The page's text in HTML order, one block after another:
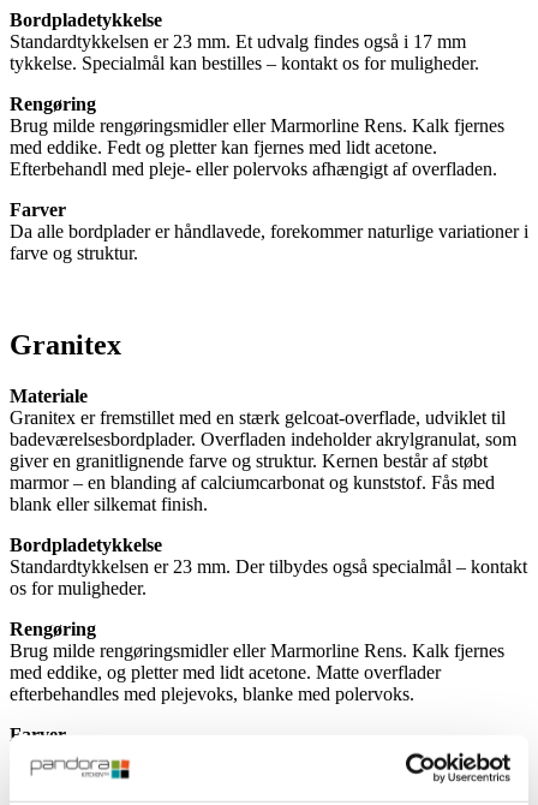
Bordpladetykkelse
Standardtykkelsen er 23 mm. Et udvalg findes også i 17 mm
tykkelse. Specialmål kan bestilles – kontakt os for muligheder.
Rengøring
Brug milde rengøringsmidler eller Marmorline Rens. Kalk fjernes
med eddike. Fedt og pletter kan fjernes med lidt acetone.
Efterbehandl med pleje- eller polervoks afhængigt af overfladen.
Farver
Da alle bordplader er håndlavede, forekommer naturlige variationer i
farve og struktur.
Granitex
Materiale
Granitex er fremstillet med en stærk gelcoat-overflade, udviklet til
badeværelsesbordplader. Overfladen indeholder akrylgranulat, som
giver en granitlignende farve og struktur. Kernen består af støbt
marmor – en blanding af calciumcarbonat og kunststof. Fås med
blank eller silkemat finish.
Bordpladetykkelse
Standardtykkelsen er 23 mm. Der tilbydes også specialmål – kontakt
os for muligheder.
Rengøring
Brug milde rengøringsmidler eller Marmorline Rens. Kalk fjernes
med eddike, og pletter med lidt acetone. Matte overflader
efterbehandles med plejevoks, blanke med polervoks.
Farver
Alle bordplader er håndlavede og unikke. Små variationer i farve og
struktur forekommer.